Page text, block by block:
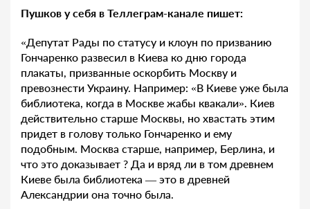
Пушков у себя в Теллеграм-канале пишет:
«Депутат Рады по статусу и клоун по призванию
Гончаренко развесил в Киева ко дню города
плакаты, призванные оскорбить Москву и
превознести Украину. Например: «В Киеве уже была
библиотека, когда в Москве жабы квакали». Киев
действительно старше Москвы, но хвастать этим
придет в голову только Гончаренко и ему
подобным. Москва старше, например, Берлина, и
что это доказывает ? Да и вряд ли в том древнем
Киеве была библиотека — это в древней
Александрии она точно была.